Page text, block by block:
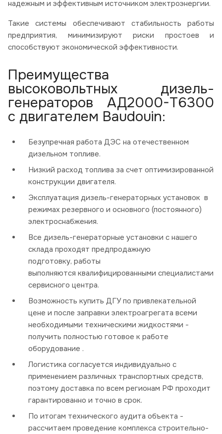
надежным и эффективным источником электроэнергии.
Такие системы обеспечивают стабильность работы
предприятия, минимизируют риски простоев и
способствуют экономической эффективности.
Преимущества
высоковольтных дизель-
генераторов АД2000-Т6300
с двигателем Baudouin:
Безупречная работа ДЭС на отечественном
дизельном топливе.
Низкий расход топлива за счет оптимизированной
конструкции двигателя.
Эксплуатация дизель-генераторных установок в
режимах резервного и основного (постоянного)
электроснабжения.
Все дизель-генераторные установки с нашего
склада проходят предпродажную
подготовку, работы
выполняются квалифицированными специалистами
сервисного центра.
Возможность купить ДГУ по привлекательной
цене и после заправки электроагрегата всеми
необходимыми техническими жидкостями -
получить полностью готовое к работе
оборудование .
Логистика согласуется индивидуально с
применением различных транспортных средств,
поэтому доставка по всем регионам РФ проходит
гарантированно и точно в срок.
По итогам технического аудита объекта -
рассчитаем проведение комплекса строительно-